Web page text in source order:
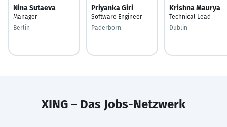
Nina Sutaeva
Manager
Berlin
Priyanka Giri
Software Engineer
Paderborn
Krishna Maurya
Technical Lead
Dublin
XING – Das Jobs-Netzwerk